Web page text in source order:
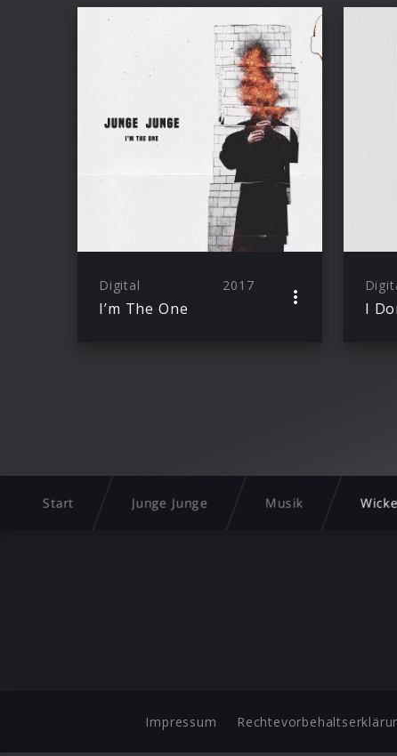
Digital 2017
I’m The One
Start Junge Junge Musik
Impressum